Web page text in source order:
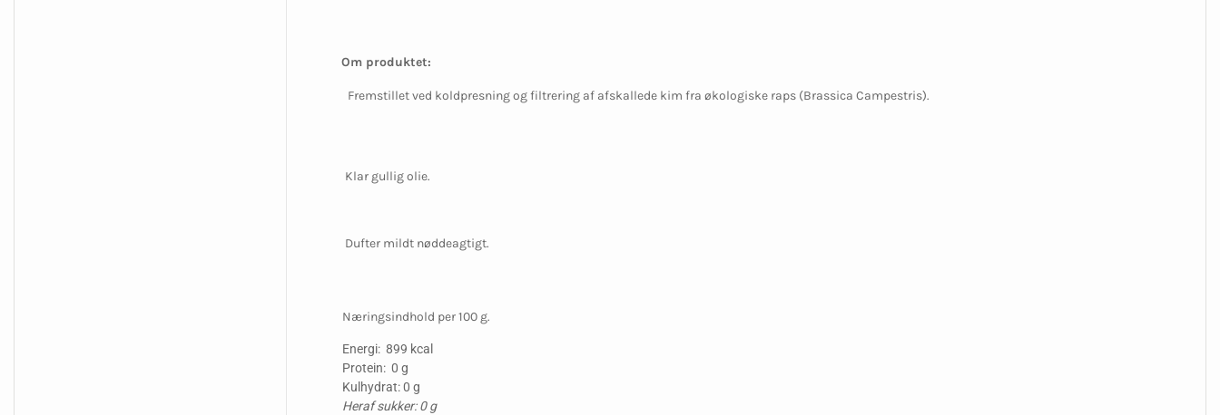
Om produktet:
Fremstillet ved koldpresning og filtrering af afskallede kim fra økologiske raps (Brassica Campestris).
Klar gullig olie.
Dufter mildt nøddeagtigt.
Næringsindhold per 100 g.
Energi: 899 kcal
Protein: 0 g
Kulhydrat: 0 g
Heraf sukker: 0 g